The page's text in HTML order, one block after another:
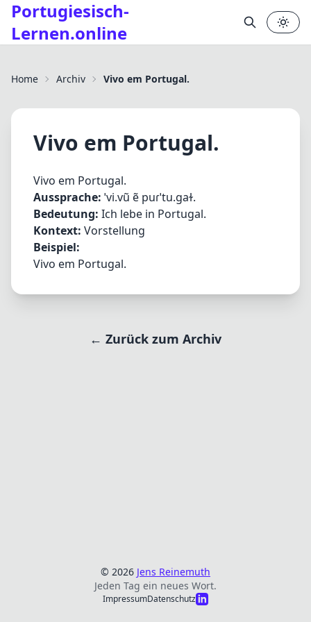
Portugiesisch-
Lernen.online
Home Archiv Vivo em Portugal.
Vivo em Portugal.
Vivo em Portugal.
Aussprache: ˈvi.vũ ẽ puɾˈtu.ɡaɫ.
Bedeutung: Ich lebe in Portugal.
Kontext: Vorstellung
Beispiel:
Vivo em Portugal.
← Zurück zum Archiv
✕
© 2026 Jens Reinemuth
Jeden Tag ein neues Wort.
ImpressumDatenschutz